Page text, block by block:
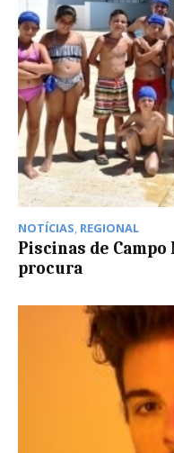
NOTÍCIAS REGIONAL
Piscinas de
procura